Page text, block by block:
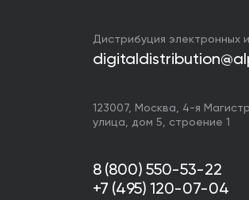
Дистрибуция электронных
123007, Москва, 4-я
улица, дом 5, строение 1
8 (800) 550-53-22
+7 (495) 120-07-04